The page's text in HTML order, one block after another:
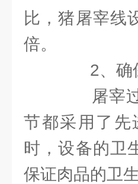
比，猪屠宰线
倍。
2、确
屠宰过
节都采用了先
时，设备的卫
保证肉品的卫生